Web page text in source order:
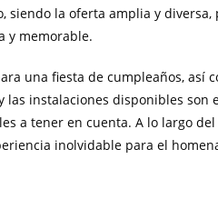
siendo la oferta amplia y
y memorable.
una fiesta de cumpleaños, así
instalaciones disponibles son
a tener en cuenta. A lo largo
inolvidable para el